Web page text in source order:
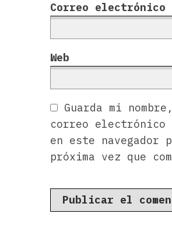
Correo electrónico
Web
Guarda mi nombre,
correo electrónico
en este navegador
próxima vez que